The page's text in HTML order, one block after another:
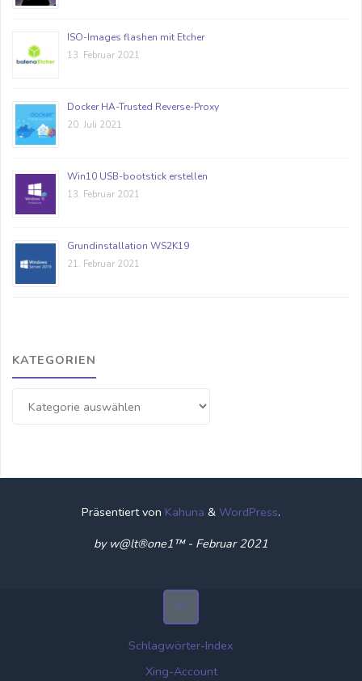
ISO-Images flashen mit Etcher
13. Februar 2021
Docker HA-Trusted Reverse-Proxy
20. Juli 2021
Win10 USB-bootstick erstellen
13. Februar 2021
Grundinstallation WS2K19
21. Februar 2021
KATEGORIEN
Präsentiert von Kahuna & WordPress.
by w@lt®one1™ - Februar 2021
Schlagwörter-Index
Xing-Account